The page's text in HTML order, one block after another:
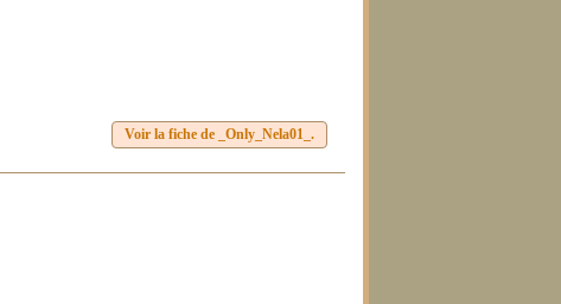
Voir la fiche de _Only_Nela01_.